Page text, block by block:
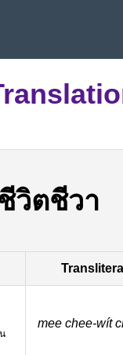
วิตชีวา
mee chee-wít